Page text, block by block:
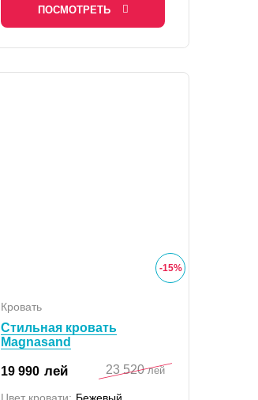
ПОСМОТРЕТЬ
-15%
Кровать
Стильная кровать
Magnasand
19 990 лей 23 520 лей
Цвет кровати: Бежевый